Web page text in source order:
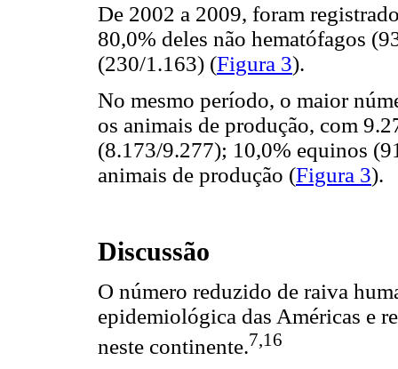
De 2002 a 2009, foram
80,0% deles não hematófagos
(230/1.163) (Figura 3).
No mesmo período, o maior
os animais de produção, com
(8.173/9.277); 10,0% equinos
animais de produção (Figura 3).
Discussão
O número reduzido de raiva
epidemiológica das Américas e
neste continente.7,16